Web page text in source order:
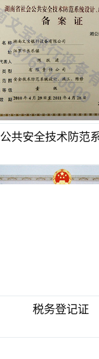
公共安全技术防范
税务登记证